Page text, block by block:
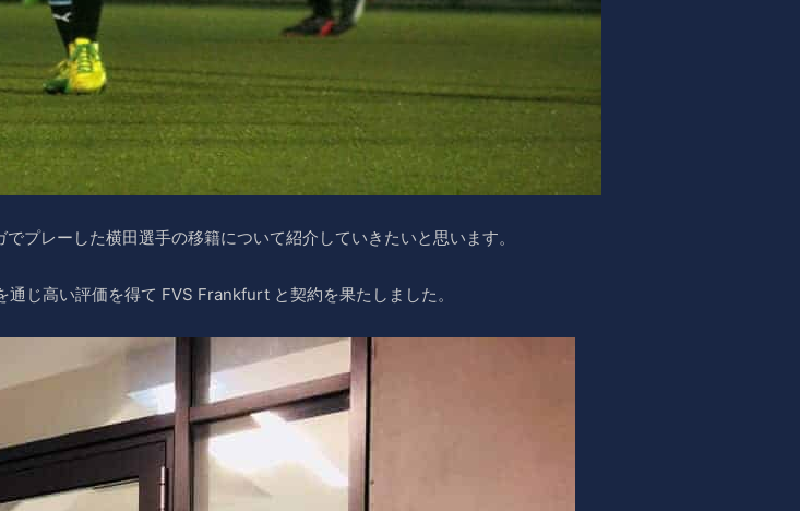
プレーした横田選手の移籍について紹介していきたいと思います。
じ高い評価を得て FVS Frankfurt と契約を果たしました。